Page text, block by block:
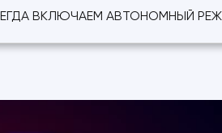
ВКЛЮЧАЕМ АВТОНОМНЫЙ